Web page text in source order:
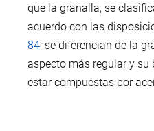
que la granalla, se
acuerdo con las
84; se diferencian de la
aspecto más regular y
estar compuestas por